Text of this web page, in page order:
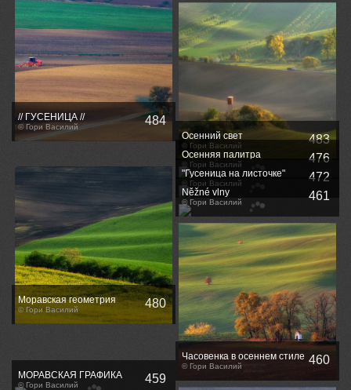
// ГУСЕНИЦА //
© Гори Василий 484
Осенний свет
© Гори Василий 483
Моравская геометрия
© Гори Василий 480
Осенняя палитра
© Гори Василий 476
"Гусеница на листочке"
© Гори Василий 472
Něžné vlny
© Гори Василий 461
Часовенка в осеннем стиле
© Гори Василий 460
МОРАВСКАЯ ГРАФИКА
© Гори Василий 459